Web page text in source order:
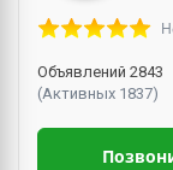
Объявлений 2843
(Активных 1837)